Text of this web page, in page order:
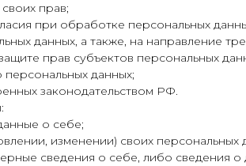
прав;
при обработке персональных
данных, а также, на направление
прав субъектов персональных
данных;
законодательством РФ.
о себе;
изменении) своих персональных
сведения о себе, либо сведения о